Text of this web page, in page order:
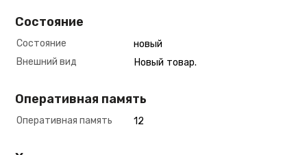
Состояние
Состояние
новый
Внешний вид
Новый товар.
Оперативная память
Оперативная память 12